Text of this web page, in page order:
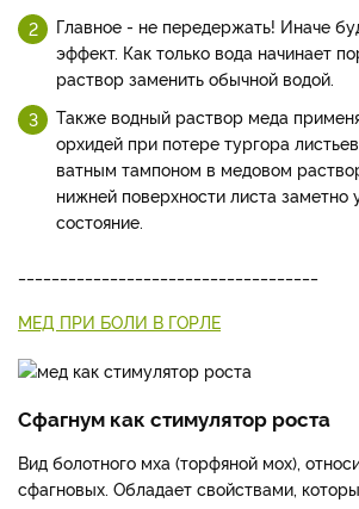
Главное - не передержать! Иначе
эффект. Как только вода начинает
раствор заменить обычной водой.
Также водный раствор меда
орхидей при потере тургора
ватным тампоном в медовом
нижней поверхности листа заметно
состояние.
МЕД ПРИ БОЛИ В ГОРЛЕ
Сфагнум как стимулятор роста
Вид болотного мха (торфяной мох),
сфагновых. Обладает свойствами,